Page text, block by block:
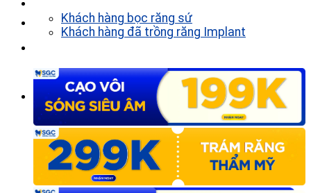
Khách hàng bọc răng sứ
Khách hàng đã trồng răng Implant